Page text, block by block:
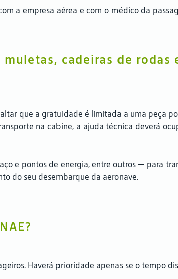
a empresa aérea e com o médico da
cadeiras de rodas
que a gratuidade é limitada a uma peça
na cabine, a ajuda técnica deverá
e pontos de energia, entre outros — para
do seu desembarque da aeronave.
Haverá prioridade apenas se o tempo